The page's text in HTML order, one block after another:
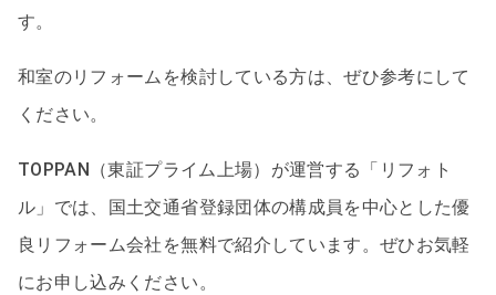
す。
和室のリフォームを検討している方は、ぜひ参考にして
ください。
TOPPAN（東証プライム上場）が運営する「リフォト
ル」では、国土交通省登録団体の構成員を中心とした優
良リフォーム会社を無料で紹介しています。ぜひお気軽
にお申し込みください。